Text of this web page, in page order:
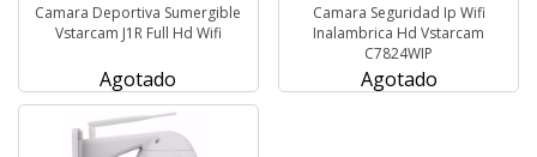
Camara Deportiva Sumergible
Vstarcam J1R Full Hd Wifi
Agotado
Camara Seguridad Ip Wifi
Inalambrica Hd Vstarcam
C7824WIP
Agotado